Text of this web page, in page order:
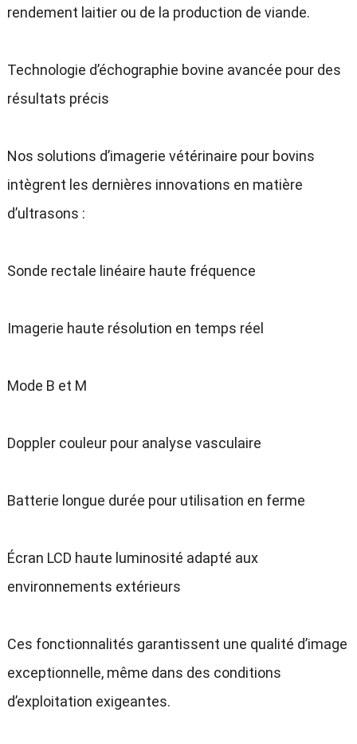
rendement laitier ou de la production de viande.
Technologie d’échographie bovine avancée pour des
résultats précis
Nos solutions d’imagerie vétérinaire pour bovins
intègrent les dernières innovations en matière
d’ultrasons :
Sonde rectale linéaire haute fréquence
Imagerie haute résolution en temps réel
Mode B et M
Doppler couleur pour analyse vasculaire
Batterie longue durée pour utilisation en ferme
Écran LCD haute luminosité adapté aux
environnements extérieurs
Ces fonctionnalités garantissent une qualité d’image
exceptionnelle, même dans des conditions
d’exploitation exigeantes.